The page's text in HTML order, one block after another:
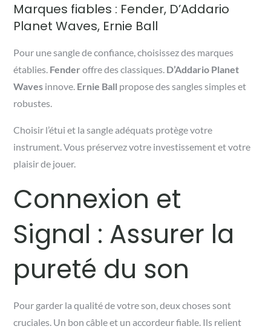
Marques fiables : Fender, D’Addario
Planet Waves, Ernie Ball
Pour une sangle de confiance, choisissez des marques
établies. Fender offre des classiques. D’Addario Planet
Waves innove. Ernie Ball propose des sangles simples et
robustes.
Choisir l’étui et la sangle adéquats protège votre
instrument. Vous préservez votre investissement et votre
plaisir de jouer.
Connexion et
Signal : Assurer la
pureté du son
Pour garder la qualité de votre son, deux choses sont
cruciales. Un bon câble et un accordeur fiable. Ils relient